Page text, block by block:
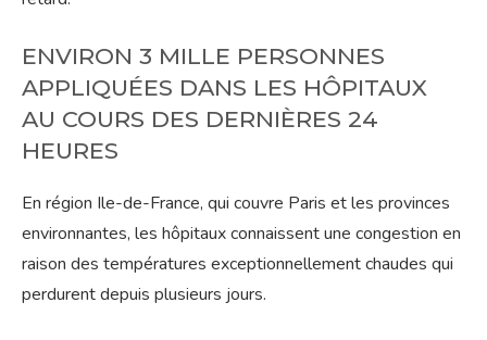
ENVIRON 3 MILLE PERSONNES
APPLIQUÉES DANS LES HÔPITAUX
AU COURS DES DERNIÈRES 24
HEURES
En région Ile-de-France, qui couvre Paris et les provinces
environnantes, les hôpitaux connaissent une congestion en
raison des températures exceptionnellement chaudes qui
perdurent depuis plusieurs jours.